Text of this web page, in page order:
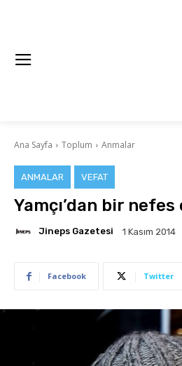
Ana Sayfa Toplum Anmalar
ANMALAR VEFAT
Yamçı’dan bir
Jineps Gazetesi 1 Kasım 2014
Facebook Twitter